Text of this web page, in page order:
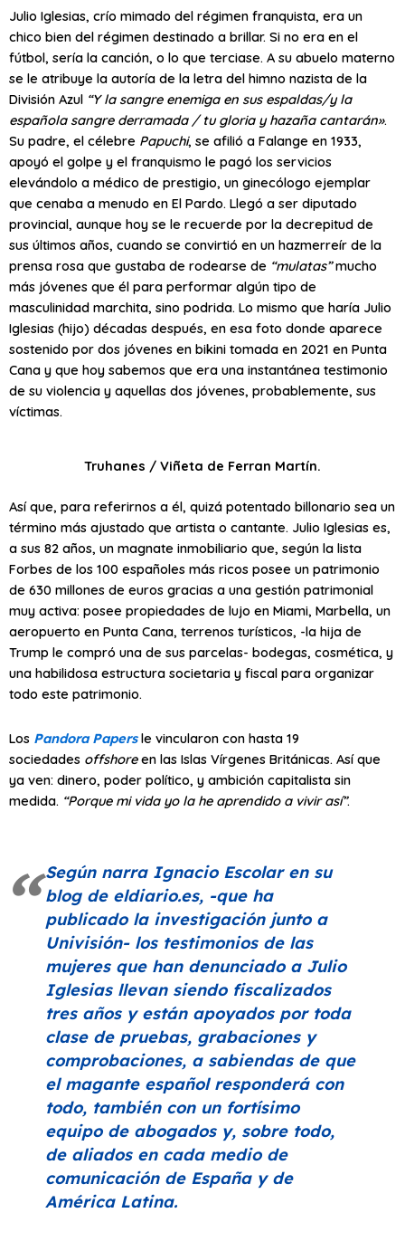
Julio Iglesias, crío mimado del régimen franquista, era un
chico bien del régimen destinado a brillar. Si no era en el
fútbol, sería la canción, o lo que terciase. A su abuelo materno
se le atribuye la autoría de la letra del himno nazista de la
División Azul “Y la sangre enemiga en sus espaldas/y la
española sangre derramada / tu gloria y hazaña cantarán».
Su padre, el célebre Papuchi, se afilió a Falange en 1933,
apoyó el golpe y el franquismo le pagó los servicios
elevándolo a médico de prestigio, un ginecólogo ejemplar
que cenaba a menudo en El Pardo. Llegó a ser diputado
provincial, aunque hoy se le recuerde por la decrepitud de
sus últimos años, cuando se convirtió en un hazmerreír de la
prensa rosa que gustaba de rodearse de “mulatas”mucho
más jóvenes que él para performar algún tipo de
masculinidad marchita, sino podrida. Lo mismo que haría Julio
Iglesias (hijo) décadas después, en esa foto donde aparece
sostenido por dos jóvenes en bikini tomada en 2021 en Punta
Cana y que hoy sabemos que era una instantánea testimonio
de su violencia y aquellas dos jóvenes, probablemente, sus
víctimas.
Truhanes / Viñeta de Ferran Martín.
Así que, para referirnos a él, quizá potentado billonario sea un
término más ajustado que artista o cantante. Julio Iglesias es,
a sus 82 años, un magnate inmobiliario que, según la lista
Forbes de los 100 españoles más ricos posee un patrimonio
de 630 millones de euros gracias a una gestión patrimonial
muy activa: posee propiedades de lujo en Miami, Marbella, un
aeropuerto en Punta Cana, terrenos turísticos, -la hija de
Trump le compró una de sus parcelas- bodegas, cosmética, y
una habilidosa estructura societaria y fiscal para organizar
todo este patrimonio.
Los Pandora Papersle vincularon con hasta 19
sociedades offshoreen las Islas Vírgenes Británicas. Así que
ya ven: dinero, poder político, y ambición capitalista sin
medida. “Porque mi vida yo la he aprendido a vivir así”.
Según narra Ignacio Escolar en su
blog de eldiario.es, -que ha
publicado la investigación junto a
Univisión- los testimonios de las
mujeres que han denunciado a Julio
Iglesias llevan siendo fiscalizados
tres años y están apoyados por toda
clase de pruebas, grabaciones y
comprobaciones, a sabiendas de que
el magante español responderá con
todo, también con un fortísimo
equipo de abogados y, sobre todo,
de aliados en cada medio de
comunicación de España y de
América Latina.